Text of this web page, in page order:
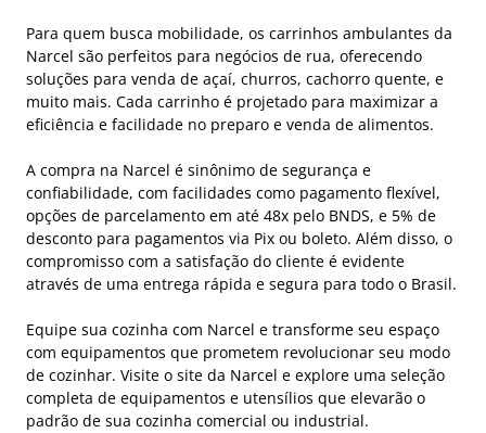
Para quem busca mobilidade, os carrinhos ambulantes da
Narcel são perfeitos para negócios de rua, oferecendo
soluções para venda de açaí, churros, cachorro quente, e
muito mais. Cada carrinho é projetado para maximizar a
eficiência e facilidade no preparo e venda de alimentos.
A compra na Narcel é sinônimo de segurança e
confiabilidade, com facilidades como pagamento flexível,
opções de parcelamento em até 48x pelo BNDS, e 5% de
desconto para pagamentos via Pix ou boleto. Além disso, o
compromisso com a satisfação do cliente é evidente
através de uma entrega rápida e segura para todo o Brasil.
Equipe sua cozinha com Narcel e transforme seu espaço
com equipamentos que prometem revolucionar seu modo
de cozinhar. Visite o site da Narcel e explore uma seleção
completa de equipamentos e utensílios que elevarão o
padrão de sua cozinha comercial ou industrial.